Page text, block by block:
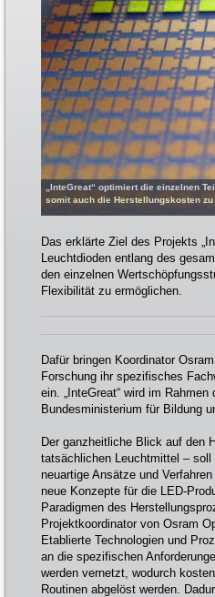
„InteGreat“ optimiert die einzelnen
somit auch die Herstellungskosten
Das erklärte Ziel des Projekts
Leuchtdioden entlang des
den einzelnen
Flexibilität zu ermöglichen.
Dafür bringen Koordinator
Forschung ihr spezifisches
ein. „InteGreat“ wird im
Bundesministerium für Bildung
Der ganzheitliche Blick auf den
tatsächlichen Leuchtmittel –
neuartige Ansätze und
neue Konzepte für die LED-
Paradigmen des
Projektkoordinator von Osram
Etablierte Technologien und
an die spezifischen
werden vernetzt, wodurch
Routinen abgelöst werden.